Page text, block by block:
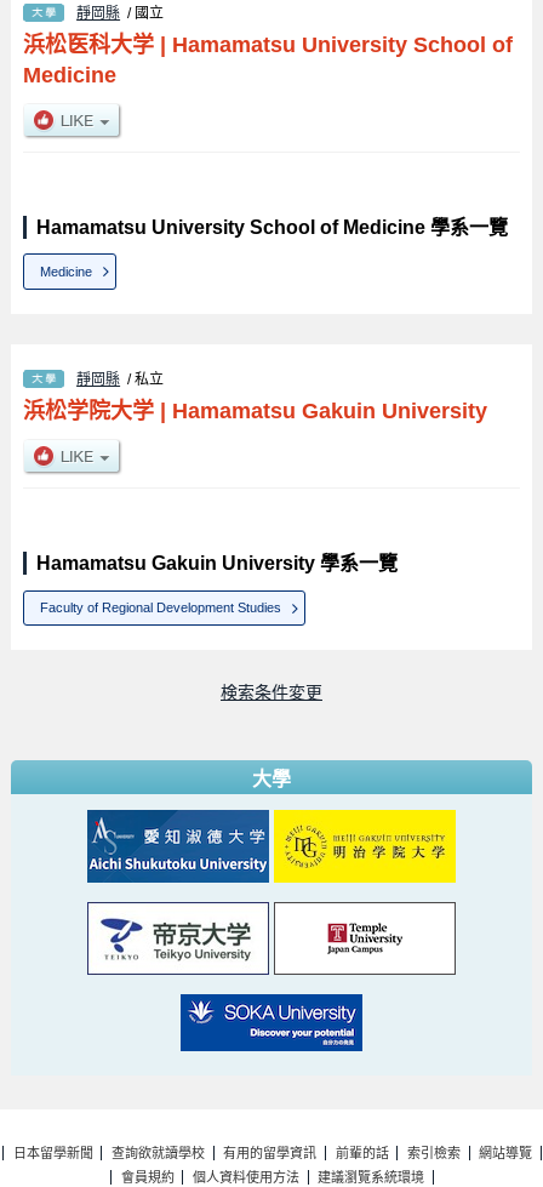
靜岡縣 / 國立
浜松医科大学| Hamamatsu University School of
Medicine
Hamamatsu University School of Medicine 學系一覽
Medicine
靜岡縣 / 私立
浜松学院大学| Hamamatsu Gakuin University
Hamamatsu Gakuin University 學系一覽
Faculty of Regional Development Studies
検索条件変更
大學
日本留學新聞 查詢欲就讀學校 有用的留學資訊 前輩的話 索引檢索
網站導覽
會員規約
個人資料使用方法 建議瀏覽系統環境